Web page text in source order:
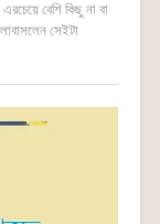
বেশি কিছু না বা
সেইটা